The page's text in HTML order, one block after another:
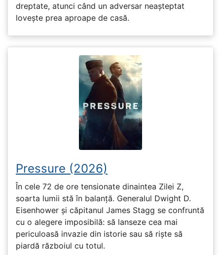
dreptate, atunci când un adversar neașteptat
lovește prea aproape de casă.
Pressure (2026)
În cele 72 de ore tensionate dinaintea Zilei Z,
soarta lumii stă în balanță. Generalul Dwight D.
Eisenhower și căpitanul James Stagg se confruntă
cu o alegere imposibilă: să lanseze cea mai
periculoasă invazie din istorie sau să riște să
piardă războiul cu totul.